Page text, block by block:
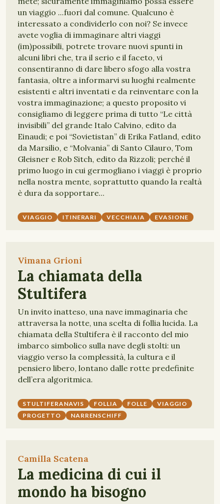
un viaggio ...fuori dal comune. Qualcuno è
interessato a condividerlo con noi? Se invece
avete voglia di immaginare altri viaggi
(im)possibili, potrete trovare nuovi spunti in
alcuni libri che, tra il serio e il faceto, vi
consentiranno di dare libero sfogo alla vostra
fantasia, oltre a informarvi su luoghi realmente
esistenti e altri inventati e da reinventare con la
vostra immaginazione; a questo proposito vi
consigliamo di leggere prima di tutto “Le città
invisibili” del grande Italo Calvino, edito da
Einaudi; e poi “Sovietistan” di Erika Fatland, edito
da Marsilio, e “Molvania” di Santo Cilauro, Tom
Gleisner e Rob Sitch, edito da Rizzoli; perché il
primo luogo in cui germogliano i viaggi è proprio
nella nostra mente, soprattutto quando la realtà
è dura da sopportare...
VIAGGIO ITINERARI VECCHIAIA EVASIONE
Vimana Grioni
La chiamata della
Stultifera
Un invito inatteso, una nave immaginaria che
attraversa la notte, una scelta di follia lucida. La
chiamata della Stultifera è il racconto del mio
imbarco simbolico sulla nave degli stolti: un
viaggio verso la complessità, la cultura e il
pensiero libero, lontano dalle rotte predefinite
dell’era algoritmica.
STULTIFERANAVIS FOLLIA FOLLE
VIAGGIO
PROGETTO
NARRENSCHIFF
Camilla Scatena
La medicina di cui il
mondo ha bisogno